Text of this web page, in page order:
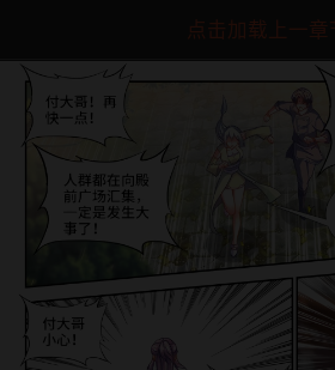
点击加载上一章